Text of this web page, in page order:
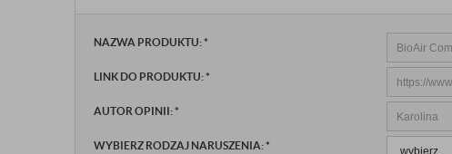
NAZWA PRODUKTU:*
LINK DO PRODUKTU:*
AUTOR OPINII:*
WYBIERZ RODZAJ NARUSZENIA:*